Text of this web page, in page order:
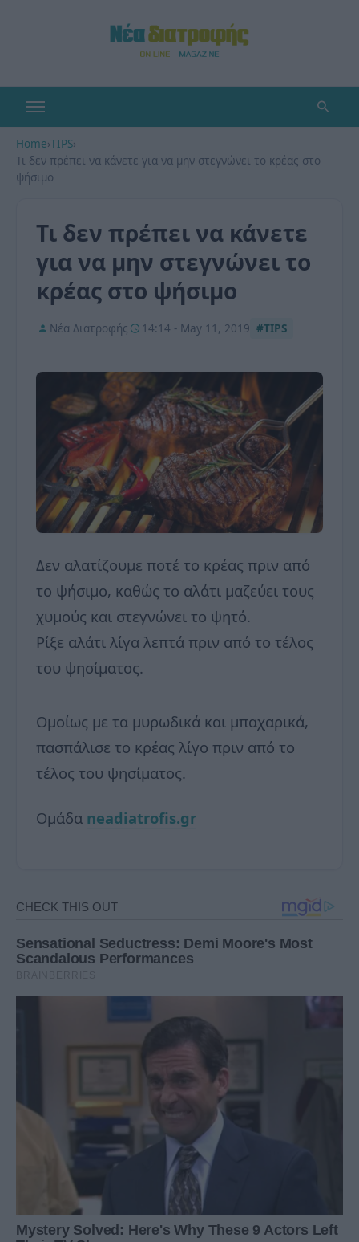
Home›TIPS›
Τι δεν πρέπει να κάνετε για να μην στεγνώνει το κρέας στο
ψήσιμο
Τι δεν πρέπει να κάνετε
για να μην στεγνώνει το
κρέας στο ψήσιμο
Νέα Διατροφής 14:14 - May 11, 2019 #TIPS
Δεν αλατίζουμε ποτέ το κρέας πριν από
το ψήσιμο, καθώς το αλάτι μαζεύει τους
χυμούς και στεγνώνει το ψητό.
Ρίξε αλάτι λίγα λεπτά πριν από το τέλος
του ψησίματος.
Ομοίως με τα μυρωδικά και μπαχαρικά,
πασπάλισε το κρέας λίγο πριν από το
τέλος του ψησίματος.
Ομάδα neadiatrofis.gr